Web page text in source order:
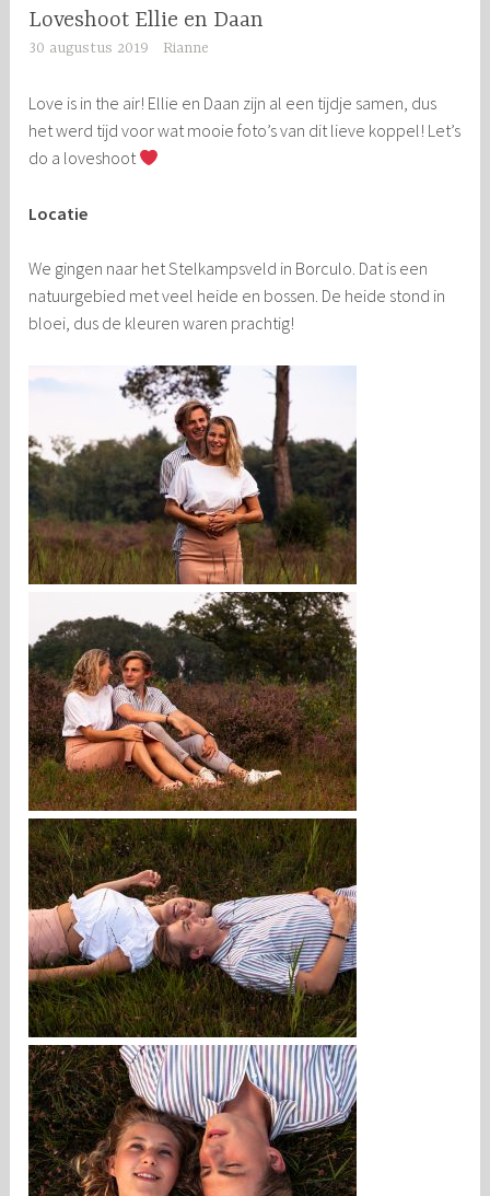
Loveshoot Ellie en Daan
30 augustus 2019 Rianne
Love is in the air! Ellie en Daan zijn al een tijdje samen, dus
het werd tijd voor wat mooie foto’s van dit lieve koppel! Let’s
do a loveshoot
Locatie
We gingen naar het Stelkampsveld in Borculo. Dat is een
natuurgebied met veel heide en bossen. De heide stond in
bloei, dus de kleuren waren prachtig!